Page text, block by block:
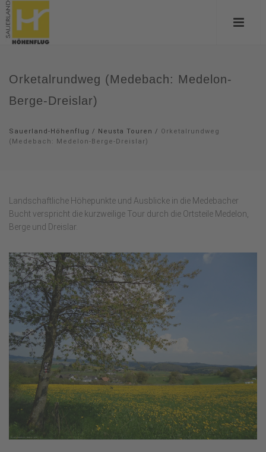
Orketalrundweg (Medebach: Medelon-
Berge-Dreislar)
Sauerland-Höhenflug / Neusta Touren / Orketalrundweg
(Medebach: Medelon-Berge-Dreislar)
Landschaftliche Höhepunkte und Ausblicke in die Medebacher
Bucht verspricht die kurzweilige Tour durch die Ortsteile Medelon,
Berge und Dreislar.